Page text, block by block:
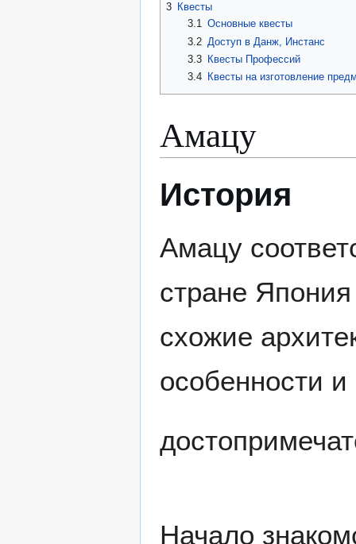
3 Квесты
3.1 Основные квесты
3.2 Доступ в Данж, Инстанс
3.3
Квесты Профессий
3.4
Квесты на изготовление
Амацу
История
Амацу
стране
схожие
особенности и
Начало